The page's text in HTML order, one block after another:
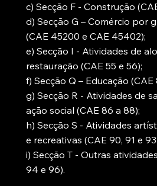
c) Secção F - Construção
d) Secção G – Comércio por
(CAE 45200 e CAE 45402);
e) Secção I - Atividades de
restauração (CAE 55 e 56);
f) Secção Q – Educação (CAE
g) Secção R - Atividades de
ação social (CAE 86 a 88);
h) Secção S - Atividades
e recreativas (CAE 90, 91 e
i) Secção T - Outras
94 e 96).